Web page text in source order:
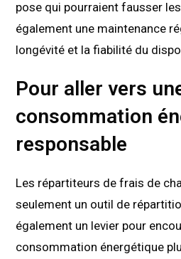
pose qui pourraient fausser
également une maintenance
longévité et la fiabilité du
Pour aller vers
consommation
responsable
Les répartiteurs de frais de
seulement un outil de
également un levier pour
consommation énergétique